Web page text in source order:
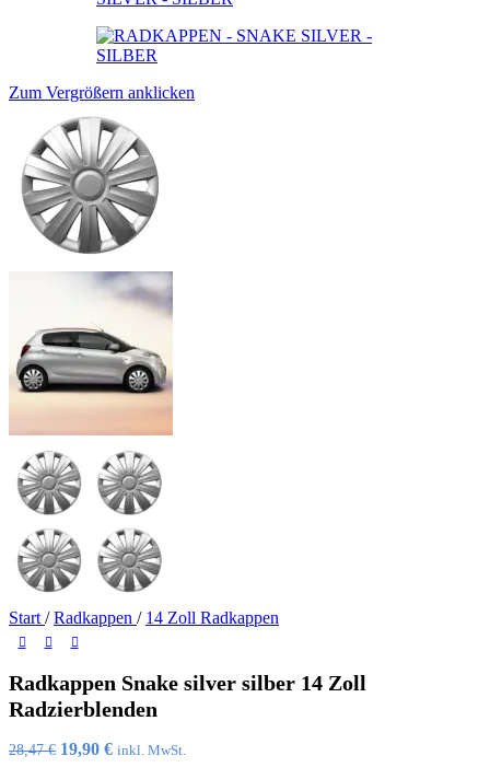
Zum Vergrößern anklicken
Start/ Radkappen / 14 Zoll Radkappen
Radkappen Snake silver silber 14 Zoll
Radzierblenden
28,47€ Ursprünglicher
19,90 €Aktueller
inkl. MwSt.